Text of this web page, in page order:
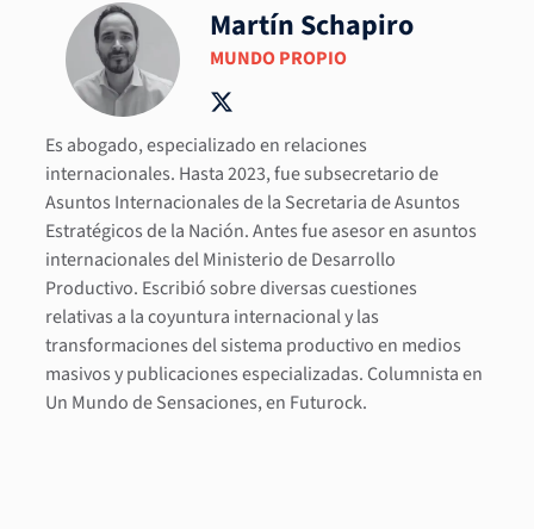
Martín Schapiro
MUNDO PROPIO
Es abogado, especializado en relaciones
internacionales. Hasta 2023, fue subsecretario de
Asuntos Internacionales de la Secretaria de Asuntos
Estratégicos de la Nación. Antes fue asesor en asuntos
internacionales del Ministerio de Desarrollo
Productivo. Escribió sobre diversas cuestiones
relativas a la coyuntura internacional y las
transformaciones del sistema productivo en medios
masivos y publicaciones especializadas. Columnista en
Un Mundo de Sensaciones, en Futurock.